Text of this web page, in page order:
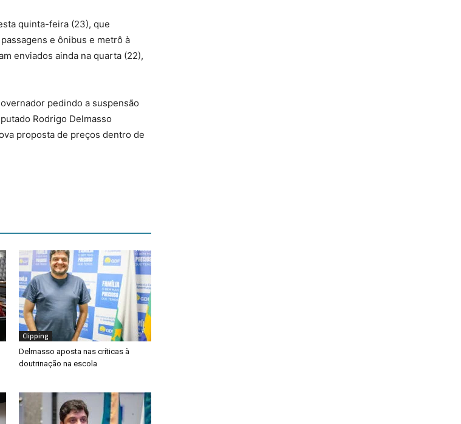
quinta-feira (23), que
e ônibus e metrô à
enviados ainda na quarta (22),
pedindo a suspensão
Rodrigo Delmasso
proposta de preços dentro de
Clipping
Delmasso aposta nas críticas à
doutrinação na escola